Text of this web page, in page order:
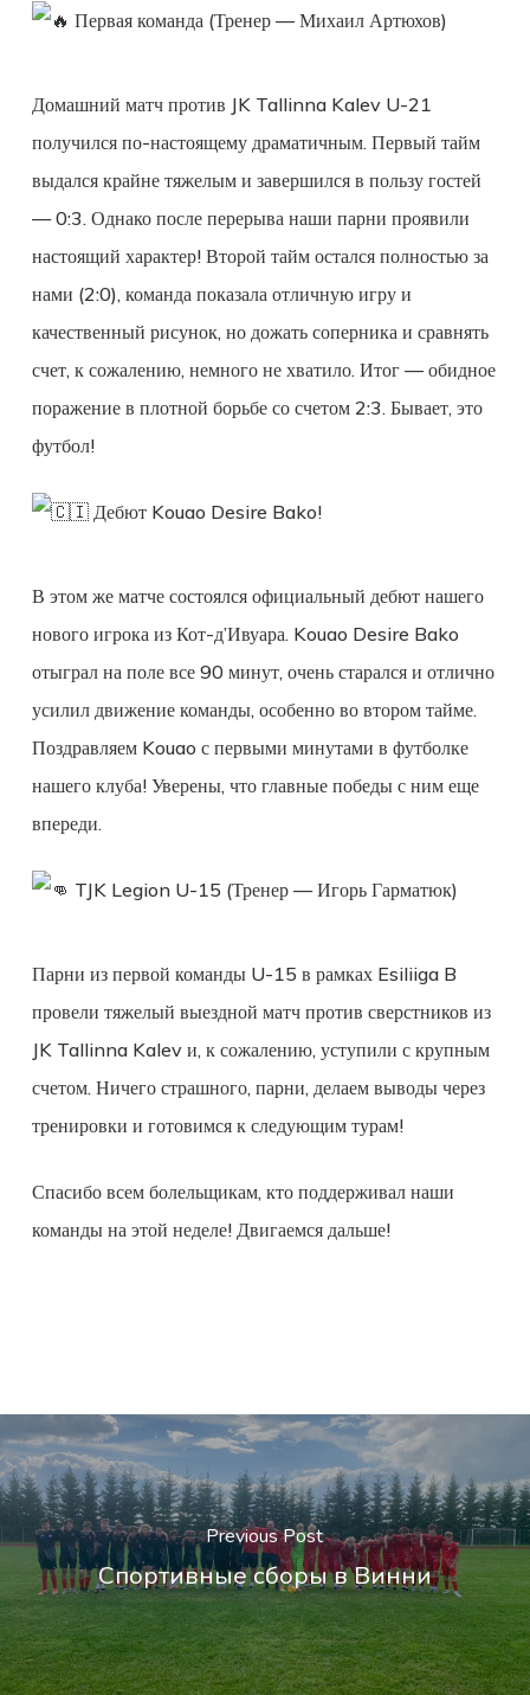
Первая команда (Тренер — Михаил Артюхов)
Домашний матч против JK Tallinna Kalev U-21
получился по-настоящему драматичным. Первый тайм
выдался крайне тяжелым и завершился в пользу гостей
— 0:3. Однако после перерыва наши парни проявили
настоящий характер! Второй тайм остался полностью за
нами (2:0), команда показала отличную игру и
качественный рисунок, но дожать соперника и сравнять
счет, к сожалению, немного не хватило. Итог — обидное
поражение в плотной борьбе со счетом 2:3. Бывает, это
футбол!
Дебют Kouao Desire Bako!
В этом же матче состоялся официальный дебют нашего
нового игрока из Кот-д’Ивуара. Kouao Desire Bako
отыграл на поле все 90 минут, очень старался и отлично
усилил движение команды, особенно во втором тайме.
Поздравляем Kouao с первыми минутами в футболке
нашего клуба! Уверены, что главные победы с ним еще
впереди.
TJK Legion U-15 (Тренер — Игорь Гарматюк)
Парни из первой команды U-15 в рамках Esiliiga B
провели тяжелый выездной матч против сверстников из
JK Tallinna Kalev и, к сожалению, уступили с крупным
счетом. Ничего страшного, парни, делаем выводы через
тренировки и готовимся к следующим турам!
​Спасибо всем болельщикам, кто поддерживал наши
команды на этой неделе! Двигаемся дальше!
Previous Post
Спортивные сборы в Винни